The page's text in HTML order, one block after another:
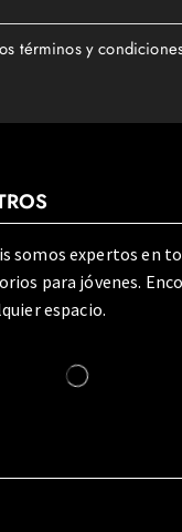
términos y
somos expertos en
para jóvenes.
espacio.